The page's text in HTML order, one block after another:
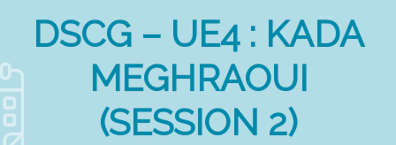
DSCG – UE4 : KADA
MEGHRAOUI
(SESSION 2)